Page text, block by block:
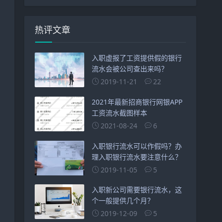
热评文章
入职虚报了工资提供假的银行
流水会被公司查出来吗？
2019-11-21
22
2021年最新招商银行网银APP
工资流水截图样本
2021-08-24
6
入职银行流水可以作假吗？办
理入职银行流水要注意什么？
2019-11-05
5
入职新公司需要银行流水，这
个一般提供几个月？
2019-12-09
5